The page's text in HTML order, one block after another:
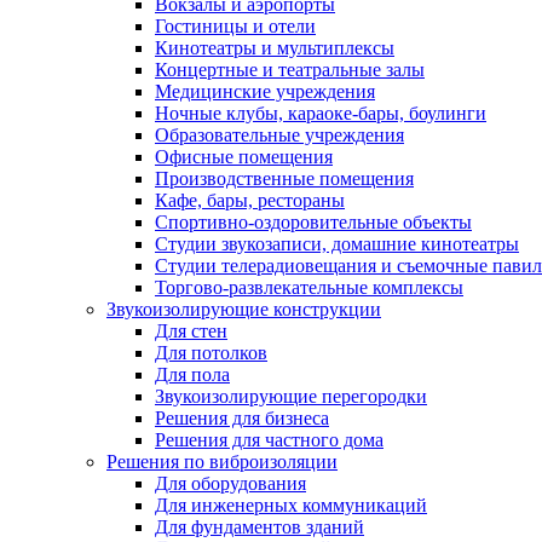
Вокзалы и аэропорты
Гостиницы и отели
Кинотеатры и мультиплексы
Концертные и театральные залы
Медицинские учреждения
Ночные клубы, караоке-бары, боулинги
Образовательные учреждения
Офисные помещения
Производственные помещения
Кафе, бары, рестораны
Спортивно-оздоровительные объекты
Студии звукозаписи, домашние кинотеатры
Студии телерадиовещания и съемочные
Торгово-развлекательные комплексы
Звукоизолирующие конструкции
Для стен
Для потолков
Для пола
Звукоизолирующие перегородки
Решения для бизнеса
Решения для частного дома
Решения по виброизоляции
Для оборудования
Для инженерных коммуникаций
Для фундаментов зданий